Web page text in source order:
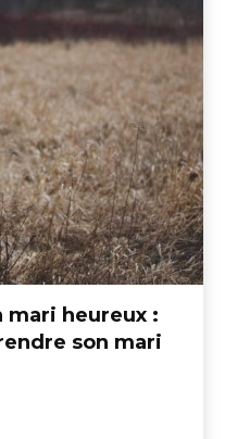
mari heureux :
son mari